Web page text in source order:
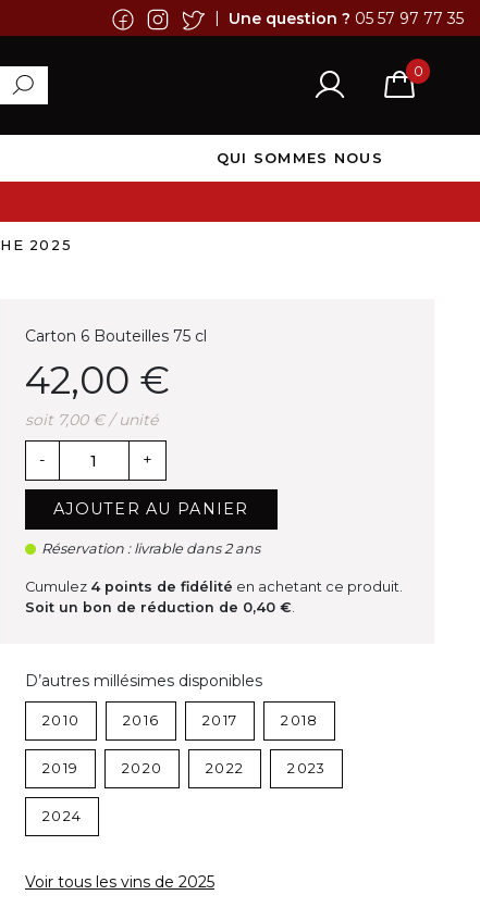
| Une question ? 05 57 97 77 35
0
QUI SOMMES NOUS
2025
Carton 6 Bouteilles 75 cl
42,00 €
soit 7,00 € / unité
- +
AJOUTER AU PANIER
Réservation : livrable dans 2 ans
Cumulez 4points de fidélité en achetant ce produit.
Soit un bon de réduction de 0,40 €.
D’autres millésimes disponibles
2010 2016 2017 2018
2019 2020 2022 2023
2024
Voir tous les vins de 2025